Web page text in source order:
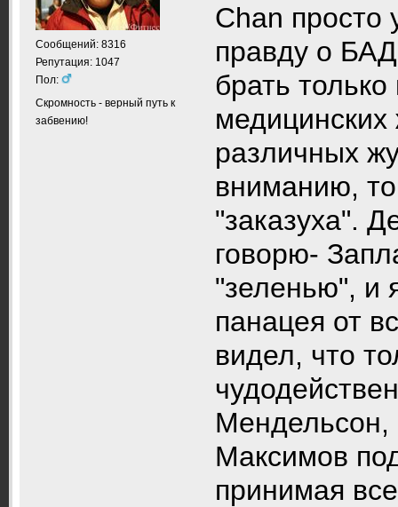
Сообщений: 8316
Репутация: 1047
Пол:
Скромность - верный путь к
забвению!
Chan просто
правду о
брать
различных
вниманию, то
"заказуха".
говорю-
"зеленью", и
панацея от
видел, что
Мендельсон,
Максимов
принимая